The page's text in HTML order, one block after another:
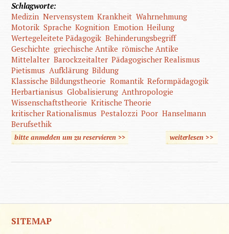
Schlagworte:
Medizin Nervensystem Krankheit Wahrnehmung
Motorik Sprache Kognition Emotion Heilung
Wertegeleitete Pädagogik Behinderungsbegriff
Geschichte griechische Antike römische Antike
Mittelalter Barockzeitalter Pädagogischer Realismus
Pietismus Aufklärung Bildung
Klassische Bildungstheorie Romantik Reformpädagogik
Herbartianisus Globalisierung Anthropologie
Wissenschaftstheorie Kritische Theorie
kritischer Rationalismus Pestalozzi Poor Hanselmann
Berufsethik
bitte anmelden um zu reservieren >> weiterlesen>>
SITEMAP